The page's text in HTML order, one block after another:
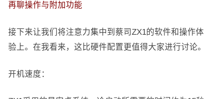
再聊操作与附加功能
接下来让我们将注意力集中到蔡司ZX1的软件和操作体
验上。在我看来，这比硬件配置更值得大家进行讨论。
开机速度：